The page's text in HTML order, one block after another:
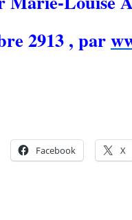
2913 , par
Facebook X